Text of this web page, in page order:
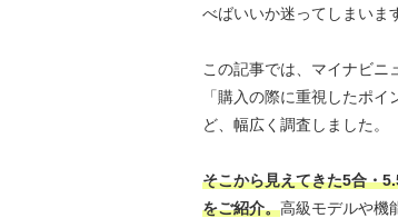
べばいいか迷ってしまいま
この記事では、マイナビニ
「購入の際に重視したポ
ど、幅広く調査しました。
そこから見えてきた5合・
をご紹介。高級モデルや機